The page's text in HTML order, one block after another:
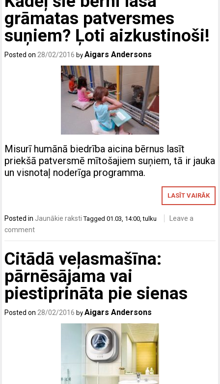
grāmatas patversmes
suņiem? Ļoti aizkustinoši!
Posted on 28/02/2016 byAigars Andersons
Misurī humānā biedrība aicina bērnus lasīt
priekšā patversmē mītošajiem suņiem, tā ir jauka
un visnotaļ noderīga programma.
LASĪT VAIRĀK
Posted in Jaunākie raksti Tagged01.03 14:00 ,tulku
Leave a
comment
Citādā veļasmašīna:
pārnēsājama vai
piestiprināta pie sienas
Posted on 28/02/2016 byAigars Andersons